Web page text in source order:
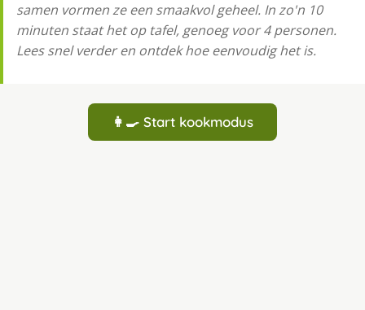
samen vormen ze een smaakvol geheel. In zo'n 10
minuten staat het op tafel, genoeg voor 4 personen.
Lees snel verder en ontdek hoe eenvoudig het is.
👩‍🍳 Start kookmodus